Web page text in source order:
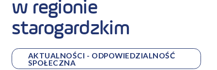
w regionie
starogardzkim
AKTUALNOŚCI - ODPOWIEDZIALNOŚĆ
SPOŁECZNA